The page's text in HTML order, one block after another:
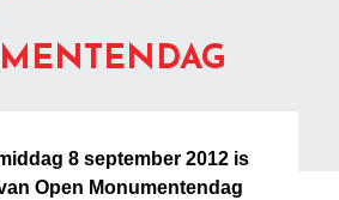
8 september 2012 is
Open Monumentendag